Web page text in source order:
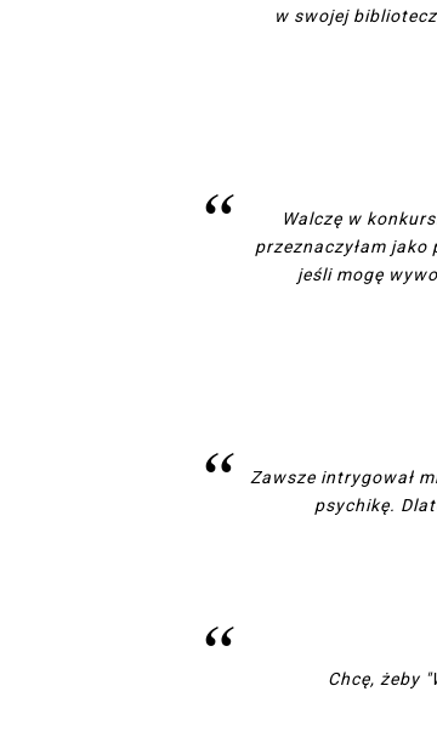
w swojej
Walczę w
przeznaczyłam
jeśli mogę
Zawsze intrygował
psychikę.
Chcę, żeby